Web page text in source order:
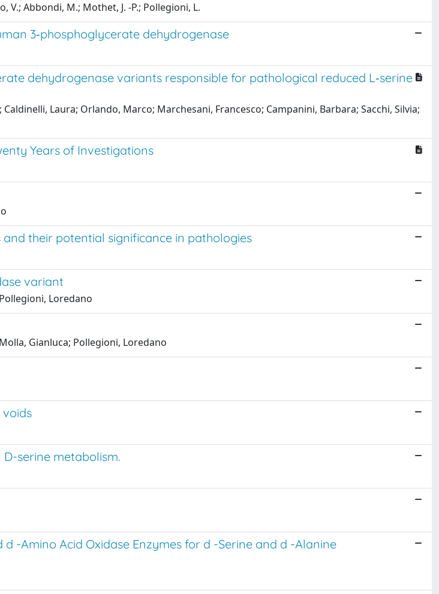
V.; Abbondi, M.; Mothet, J. -P.; Pollegioni, L.
3‐phosphoglycerate dehydrogenase
dehydrogenase variants responsible for pathological reduced L‐serine
Laura; Orlando, Marco; Marchesani, Francesco; Campanini, Barbara; Sacchi, Silvia;
Years of Investigations
their potential significance in pathologies
variant
Loredano
Gianluca; Pollegioni, Loredano
serine metabolism.
-Amino Acid Oxidase Enzymes for d -Serine and d -Alanine